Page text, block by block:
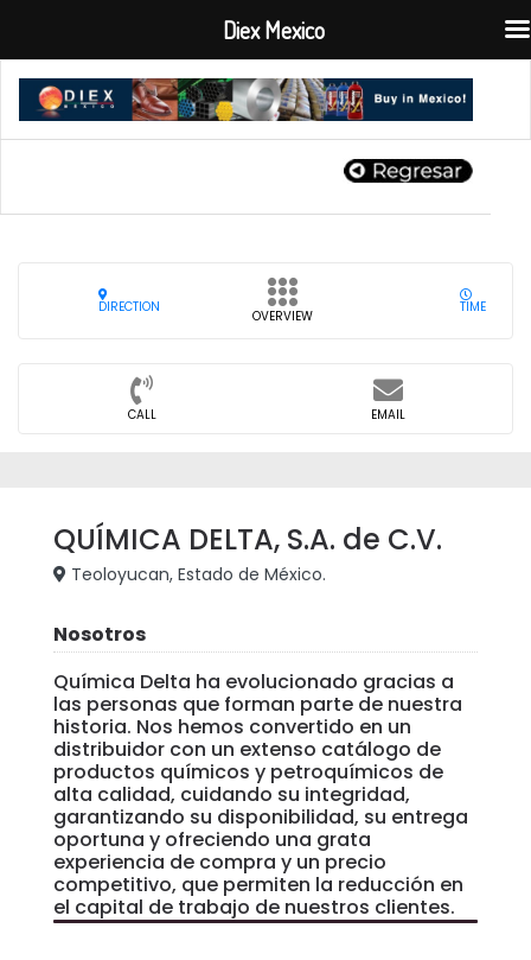
DIRECTION
OVERVIEW
TIME
CALL EMAIL
QUÍMICA DELTA, S.A. de C.V.
Teoloyucan, Estado de México.
Nosotros
Química Delta ha evolucionado gracias a
las personas que forman parte de nuestra
historia. Nos hemos convertido en un
distribuidor con un extenso catálogo de
productos químicos y petroquímicos de
alta calidad, cuidando su integridad,
garantizando su disponibilidad, su entrega
oportuna y ofreciendo una grata
experiencia de compra y un precio
competitivo, que permiten la reducción en
el capital de trabajo de nuestros clientes.
Diex Mexico